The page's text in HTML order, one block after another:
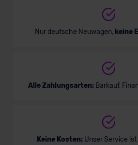
Nur deutsche Neuwagen, keine
Alle Zahlungsarten: Barkauf,
Keine Kosten: Unser Service